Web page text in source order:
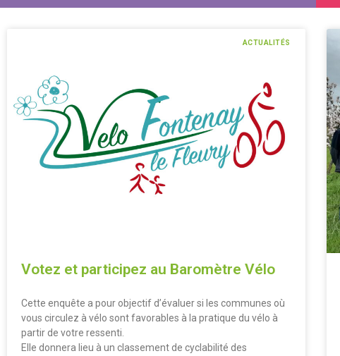
ACTUALITÉS
Votez et participez au Baromètre Vélo
Cette enquête a pour objectif d’évaluer si les communes où
vous circulez à vélo sont favorables à la pratique du vélo à
partir de votre ressenti.
Elle donnera lieu à un classement de cyclabilité des